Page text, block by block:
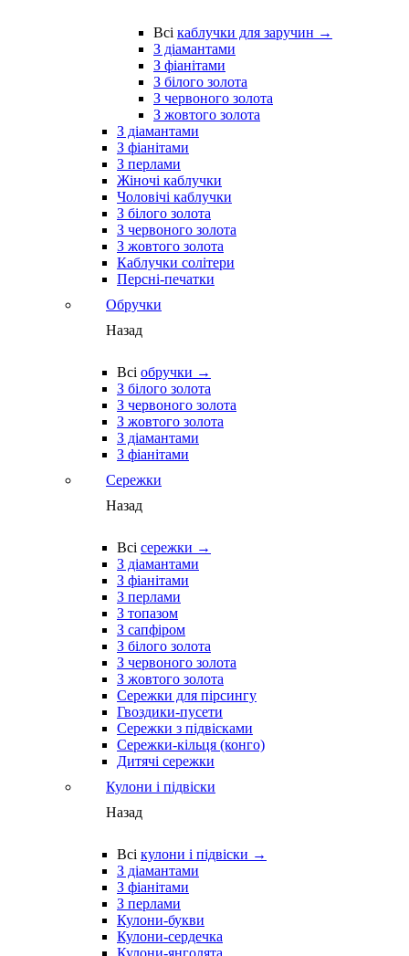
Всі каблучки для заручин →
З діамантами
З фіанітами
З білого золота
З червоного золота
З жовтого золота
З діамантами
З фіанітами
З перлами
Жіночі каблучки
Чоловічі каблучки
З білого золота
З червоного золота
З жовтого золота
Каблучки солітери
Персні-печатки
Обручки
Назад
Всі обручки →
З білого золота
З червоного золота
З жовтого золота
З діамантами
З фіанітами
Сережки
Назад
Всі сережки →
З діамантами
З фіанітами
З перлами
З топазом
З сапфіром
З білого золота
З червоного золота
З жовтого золота
Сережки для пірсингу
Гвоздики-пусети
Сережки з підвісками
Сережки-кільця (конго)
Дитячі сережки
Кулони і підвіски
Назад
Всі кулони і підвіски →
З діамантами
З фіанітами
З перлами
Кулони-букви
Кулони-сердечка
Кулони-янголята